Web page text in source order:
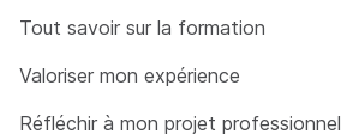
Tout savoir sur la formation
Valoriser mon expérience
Réfléchir à mon projet professionnel